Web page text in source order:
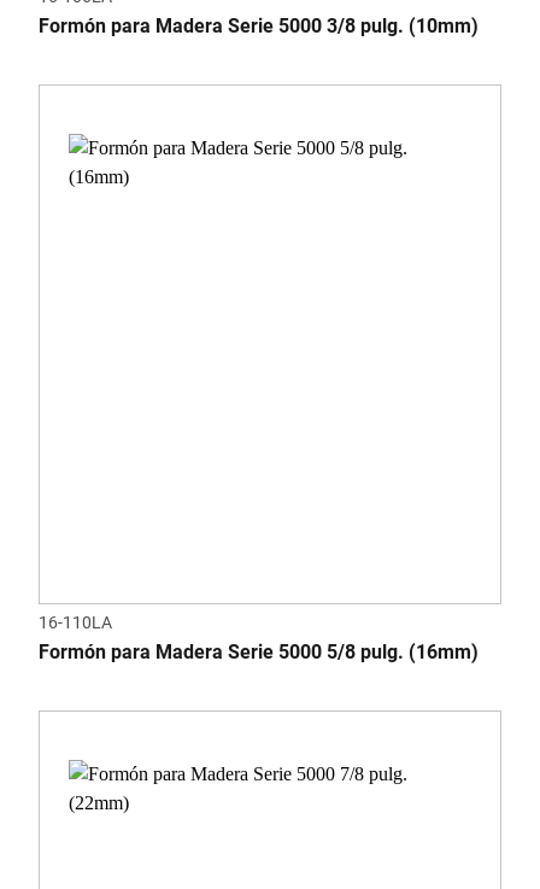
Formón para Madera Serie 5000 3/8 pulg. (10mm)
16-110LA
Formón para Madera Serie 5000 5/8 pulg. (16mm)